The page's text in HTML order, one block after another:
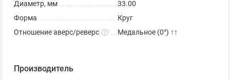
Диаметр, мм
33.00
Форма
Круг
Отношение аверс/реверс
Медальное (0°) ↑↑
Производитель